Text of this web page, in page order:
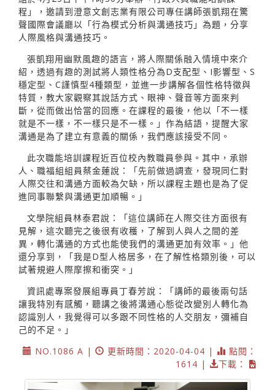
程」，邀請到澄意文創志業有限公司專任講師張凱翔在驚
聲國際會議廳以「行為模式分析與溝通技巧」為題，分享
人際風格與溝通技巧。
張凱翔用幽默風趣的語言，將人際關係融入情境中來介
紹，透過有趣的測試將人類性格分為D支配型、I影響型、S
穩定型、C謹慎型4種類型，並進一步講解各個性格特徵與
特質，教大家觀察其說話方式、眼神、聲音等方面來判
斷，從而做出恰當的回應。在課程的最後，他以「不一樣
就是不一樣，不一樣只是不一樣。」作為結語，提醒大家
溝通是為了建立有意義的關係，我們應該接受不同。
此次職能培訓課程近百位校內教職員參與。其中，承辦
人、職福組組員蔡金蓮說：「先前做過調查，發現同仁對
人際交往和溝通方面較為欠缺，所以課程主題也是為了促
進同事聯繫與溝通更加順暢。」
文學院組員林泰君說：「這位講師在人際交往方面很有
見解，這次聽完之後很有收穫，了解到人與人之間的差
異，轉化溝通的方式也能使我們的溝通更加有效率。」他
還分享到，「我是D型人格居多，在了解性格類別後，可以
試著規避人際摩擦和衝突。」
資訊處專案發展組專員丁春芳說：「講師的最後兩句話
讓我特別有感觸，聽講之後將溝通心態從改變別人轉化為
認識別人，我覺得可以多跟不同性格的人交朋友，彌補自
己的不足。」
NO.1086 A |
更新時間：2020-04-04 |
點閱：
1614 |
下載：